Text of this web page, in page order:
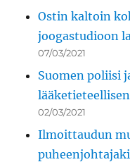
Ostin kaltoin
joogastudioon
07/03/2021
Suomen poliisi
02/03/2021
Ilmoittaudun